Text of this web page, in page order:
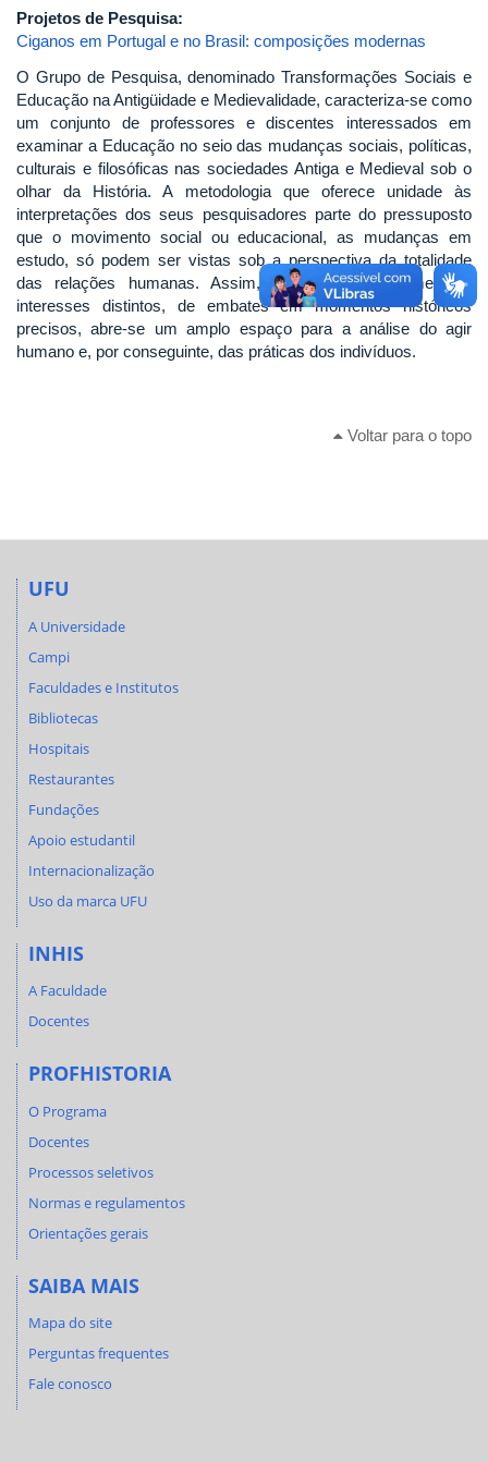
Projetos de Pesquisa:
Ciganos em Portugal e no Brasil: composições modernas
O Grupo de Pesquisa, denominado Transformações Sociais e
Educação na Antigüidade e Medievalidade, caracteriza-se como
um conjunto de professores e discentes interessados em
examinar a Educação no seio das mudanças sociais, políticas,
culturais e filosóficas nas sociedades Antiga e Medieval sob o
olhar da História. A metodologia que oferece unidade às
interpretações dos seus pesquisadores parte do pressuposto
que o movimento social ou educacional, as mudanças em
estudo, só podem ser vistas sob a perspectiva da totalidade
das relações humanas. Assim, por meio do exame dos
interesses distintos, de embates em momentos históricos
precisos, abre-se um amplo espaço para a análise do agir
humano e, por conseguinte, das práticas dos indivíduos.
Voltar para o topo
UFU
A Universidade
Campi
Faculdades e Institutos
Bibliotecas
Hospitais
Restaurantes
Fundações
Apoio estudantil
Internacionalização
Uso da marca UFU
INHIS
A Faculdade
Docentes
PROFHISTORIA
O Programa
Docentes
Processos seletivos
Normas e regulamentos
Orientações gerais
SAIBA MAIS
Mapa do site
Perguntas frequentes
Fale conosco